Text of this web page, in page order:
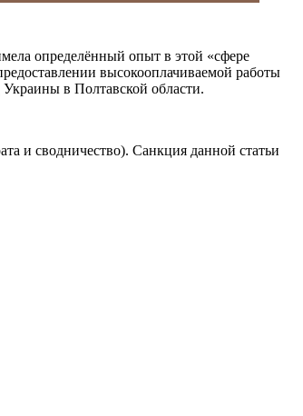
определённый опыт в этой «сфере
высокооплачиваемой работы
в Полтавской области.
и сводничество). Санкция данной статьи